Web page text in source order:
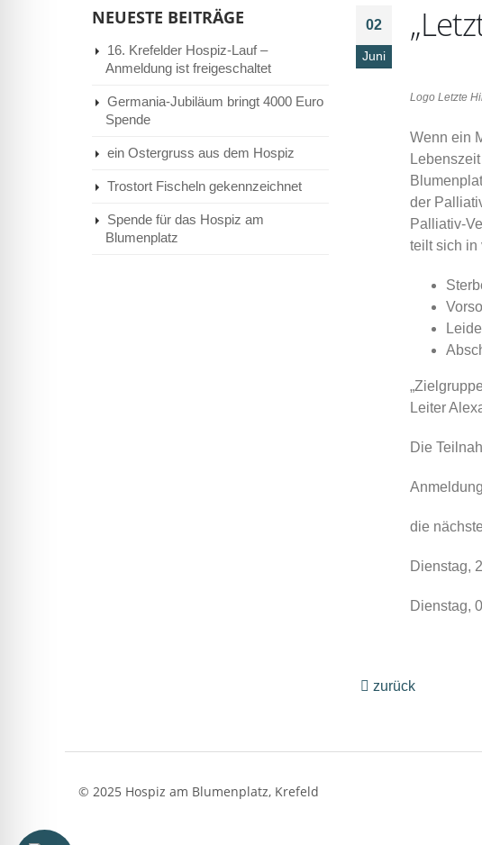
02
Juni
Logo Letzte
Wenn ein
der
Palliativ-
teilt sich in
Leiter
Die
die
Dienstag,
Dienstag,
zurück
NEUESTE BEITRÄGE
16. Krefelder Hospiz-Lauf –
Anmeldung ist freigeschaltet
Germania-Jubiläum bringt 4000 Euro
Spende
ein Ostergruss aus dem Hospiz
Trostort Fischeln gekennzeichnet
Spende für das Hospiz am
Blumenplatz
© 2025 Hospiz am Blumenplatz, Krefeld